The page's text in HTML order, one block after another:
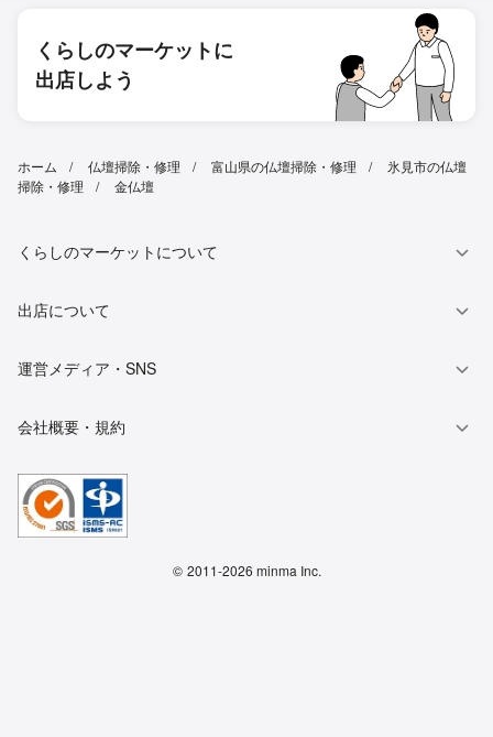
くらしのマーケットに
出店しよう
ホーム 仏壇掃除・修理 富山県の仏壇掃除・修理
氷見市の仏壇
掃除・修理
金仏壇
くらしのマーケットについて
出店について
運営メディア・SNS
会社概要・規約
© 2011-2026 minma Inc.